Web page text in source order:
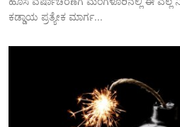
ಕಡ್ಡಾಯ ಪ್ರತ್ಯೇಕ ಮಾರ್ಗ...